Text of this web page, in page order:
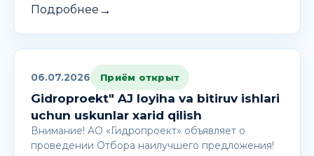
Подробнее →
06.07.2026 Приём открыт
Gidroproekt" AJ loyiha va bitiruv ishlari
uchun uskunlar xarid qilish
Внимание! AО «Гидропроект» объявляет о
проведении Отбора наилучшего предложения!